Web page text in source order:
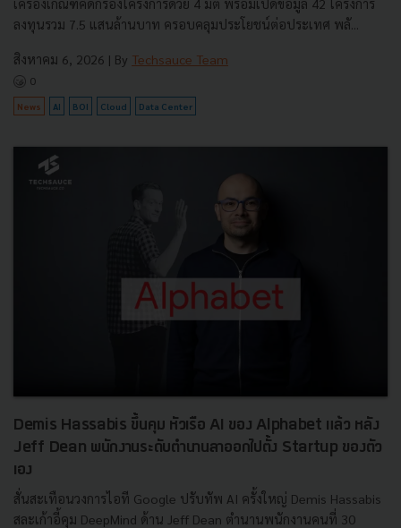
เครื่องเกณฑ์คัดกรองโครงการด้วย 4 มิติ พร้อมเปิดข้อมูล 42 โครงการ
ลงทุนรวม 7.5 แสนล้านบาท ครอบคลุมประโยชน์ต่อประเทศ พลั...
สิงหาคม 6, 2026 | By Techsauce Team
0
News AI BOI Cloud Data Center
Demis Hassabis ขึ้นคุม หัวเรือ AI ของ Alphabet แล้ว หลัง
Jeff Dean พนักงานระดับตำนานลาออกไปตั้ง Startup ของตัว
เอง
สั่นสะเทือนวงการไอที Google ปรับทัพ AI ครั้งใหญ่ Demis Hassabis
สละเก้าอี้คุม DeepMind ด้าน Jeff Dean ตำนานพนักงานคนที่ 30